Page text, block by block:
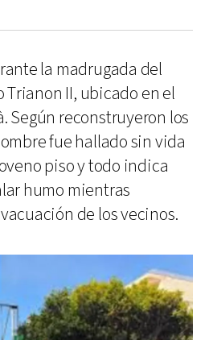
la madrugada del
II, ubicado en el
Según reconstruyeron los
fue hallado sin vida
piso y todo indica
humo mientras
de los vecinos.